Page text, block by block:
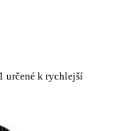
určené k rychlejší